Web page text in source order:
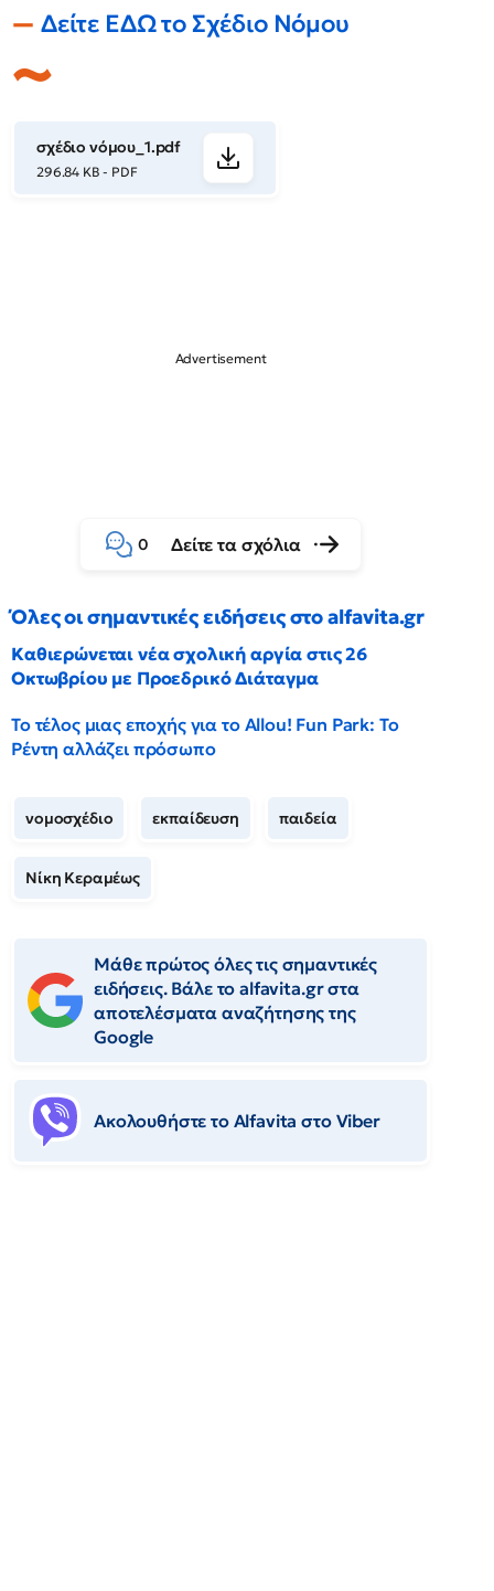
Δείτε ΕΔΩ το Σχέδιο Νόμου
σχέδιο νόμου_1.pdf
296.84 KB - PDF
0 Δείτε τα σχόλια
Όλες οι σημαντικές ειδήσεις στο alfavita.gr
Καθιερώνεται νέα σχολική αργία στις 26
Οκτωβρίου με Προεδρικό Διάταγμα
Το τέλος μιας εποχής για το Allou! Fun Park: Το
Ρέντη αλλάζει πρόσωπο
νομοσχέδιο εκπαίδευση παιδεία
Νίκη Κεραμέως
Μάθε πρώτος όλες τις σημαντικές
ειδήσεις. Βάλε το alfavita.gr στα
αποτελέσματα αναζήτησης της
Google
Ακολουθήστε το Αlfavita στο Viber